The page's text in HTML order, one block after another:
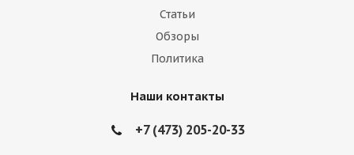
Статьи
Обзоры
Политика
Наши контакты
+7 (473) 205-20-33